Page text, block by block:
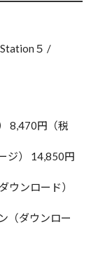
５ /
8,470円（税
） 14,850円
ンロード）
ダウンロー